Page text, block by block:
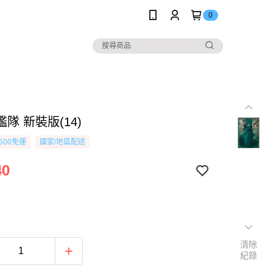
0
隊 新裝版(14)
免運 國家/地區配送
清除
紀錄